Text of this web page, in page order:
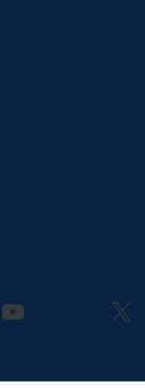
youtube X